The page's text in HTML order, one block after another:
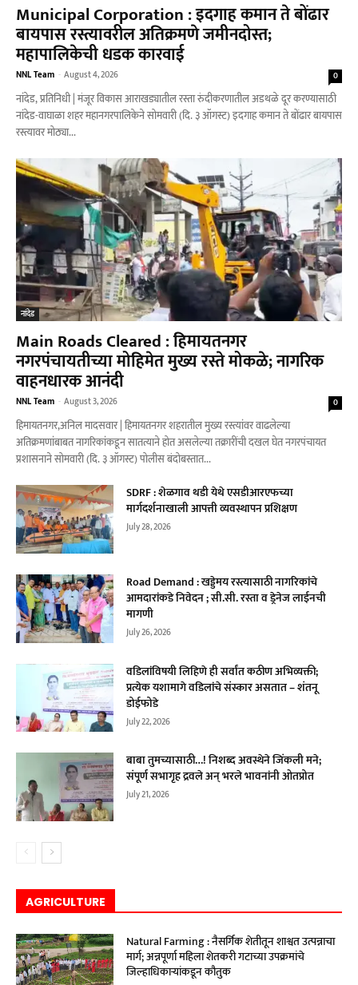
Municipal Corporation : इदगाह कमान ते बोंढार
बायपास रस्त्यावरील अतिक्रमणे जमीनदोस्त;
महापालिकेची धडक कारवाई
NNL Team - August 4, 2026 0
नांदेड, प्रतिनिधी | मंजूर विकास आराखड्यातील रस्ता रुंदीकरणातील अडथळे दूर करण्यासाठी
नांदेड-वाघाळा शहर महानगरपालिकेने सोमवारी (दि. ३ ऑगस्ट) इदगाह कमान ते बोंढार बायपास
रस्त्यावर मोठ्या...
नांदेड
Main Roads Cleared : हिमायतनगर
नगरपंचायतीच्या मोहिमेत मुख्य रस्ते मोकळे; नागरिक
वाहनधारक आनंदी
NNL Team - August 3, 2026 0
हिमायतनगर,अनिल मादसवार | हिमायतनगर शहरातील मुख्य रस्त्यांवर वाढलेल्या
अतिक्रमणांबाबत नागरिकांकडून सातत्याने होत असलेल्या तक्रारींची दखल घेत नगरपंचायत
प्रशासनाने सोमवारी (दि. ३ ऑगस्ट) पोलीस बंदोबस्तात...
SDRF : शेळगाव थडी येथे एसडीआरएफच्या
मार्गदर्शनाखाली आपत्ती व्यवस्थापन प्रशिक्षण
July 28, 2026
Road Demand : खड्डेमय रस्त्यासाठी नागरिकांचे
आमदारांकडे निवेदन ; सी.सी. रस्ता व ड्रेनेज लाईनची
मागणी
July 26, 2026
वडिलांविषयी लिहिणे ही सर्वांत कठीण अभिव्यक्ती;
प्रत्येक यशामागे वडिलांचे संस्कार असतात – शंतनू
डोईफोडे
July 22, 2026
बाबा तुमच्यासाठी…! निशब्द अवस्थेने जिंकली मने;
संपूर्ण सभागृह द्रवले अन् भरले भावनांनी ओतप्रोत
July 21, 2026
AGRICULTURE
Natural Farming : नैसर्गिक शेतीतून शाश्वत उत्पन्नाचा
मार्ग; अन्नपूर्णा महिला शेतकरी गटाच्या उपक्रमांचे
जिल्हाधिकाऱ्यांकडून कौतुक